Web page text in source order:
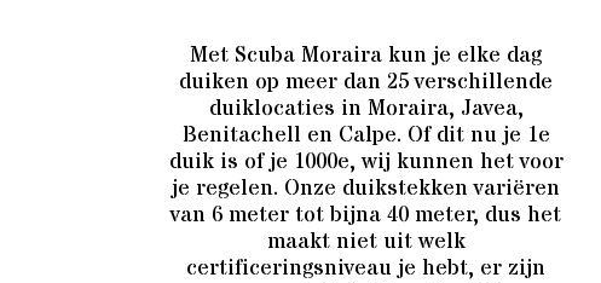
Met Scuba Moraira kun je elke dag
duiken op meer dan 25 verschillende
duiklocaties in Moraira, Javea,
Benitachell en Calpe. Of dit nu je 1e
duik is of je 1000e, wij kunnen het voor
je regelen. Onze duikstekken variëren
van 6 meter tot bijna 40 meter, dus het
maakt niet uit welk
certificeringsniveau je hebt, er zijn